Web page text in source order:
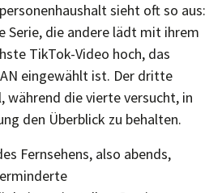
sieht oft so aus:
Serie, die andere lädt mit ihrem
TikTok-Video hoch, das
eingewählt ist. Der dritte
während die vierte versucht, in
den Überblick zu behalten.
Fernsehens, also abends,